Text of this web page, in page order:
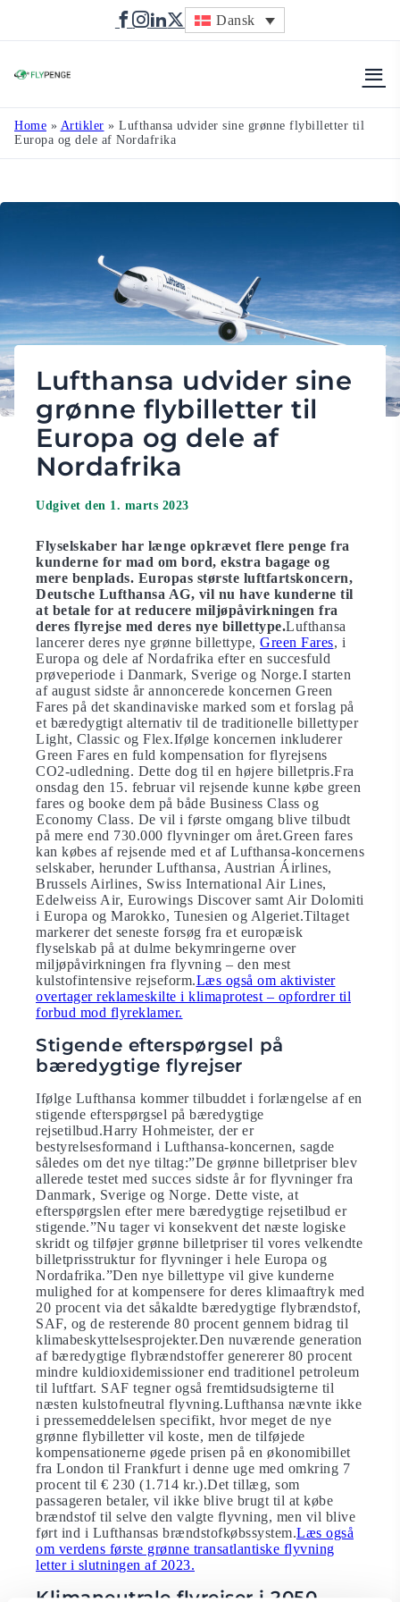
Dansk
Home » Artikler » Lufthansa udvider sine grønne flybilletter til
Europa og dele af Nordafrika
Lufthansa udvider sine
grønne flybilletter til
Europa og dele af
Nordafrika
Udgivet den 1. marts 2023
Flyselskaber har længe opkrævet flere penge fra
kunderne for mad om bord, ekstra bagage og
mere benplads. Europas største luftfartskoncern,
Deutsche Lufthansa AG, vil nu have kunderne til
at betale for at reducere miljøpåvirkningen fra
deres flyrejse med deres nye billettype.Lufthansa
lancerer deres nye grønne billettype, Green Fares, i
Europa og dele af Nordafrika efter en succesfuld
prøveperiode i Danmark, Sverige og Norge.I starten
af august sidste år annoncerede koncernen Green
Fares på det skandinaviske marked som et forslag på
et bæredygtigt alternativ til de traditionelle billettyper
Light, Classic og Flex.Ifølge koncernen inkluderer
Green Fares en fuld kompensation for flyrejsens
CO2-udledning. Dette dog til en højere billetpris.Fra
onsdag den 15. februar vil rejsende kunne købe green
fares og booke dem på både Business Class og
Economy Class. De vil i første omgang blive tilbudt
på mere end 730.000 flyvninger om året.Green fares
kan købes af rejsende med et af Lufthansa-koncernens
selskaber, herunder Lufthansa, Austrian Áirlines,
Brussels Airlines, Swiss International Air Lines,
Edelweiss Air, Eurowings Discover samt Air Dolomiti
i Europa og Marokko, Tunesien og Algeriet.Tiltaget
markerer det seneste forsøg fra et europæisk
flyselskab på at dulme bekymringerne over
miljøpåvirkningen fra flyvning – den mest
kulstofintensive rejseform.Læs også om aktivister
overtager reklameskilte i klimaprotest – opfordrer til
forbud mod flyreklamer.
Stigende efterspørgsel på
bæredygtige flyrejser
Ifølge Lufthansa kommer tilbuddet i forlængelse af en
stigende efterspørgsel på bæredygtige
rejsetilbud.Harry Hohmeister, der er
bestyrelsesformand i Lufthansa-koncernen, sagde
således om det nye tiltag:”De grønne billetpriser blev
allerede testet med succes sidste år for flyvninger fra
Danmark, Sverige og Norge. Dette viste, at
efterspørgslen efter mere bæredygtige rejsetilbud er
stigende.”Nu tager vi konsekvent det næste logiske
skridt og tilføjer grønne billetpriser til vores velkendte
billetprisstruktur for flyvninger i hele Europa og
Nordafrika.”Den nye billettype vil give kunderne
mulighed for at kompensere for deres klimaaftryk med
20 procent via det såkaldte bæredygtige flybrændstof,
SAF, og de resterende 80 procent gennem bidrag til
klimabeskyttelsesprojekter.Den nuværende generation
af bæredygtige flybrændstoffer genererer 80 procent
mindre kuldioxidemissioner end traditionel petroleum
til luftfart. SAF tegner også fremtidsudsigterne til
næsten kulstofneutral flyvning.Lufthansa nævnte ikke
i pressemeddelelsen specifikt, hvor meget de nye
grønne flybilletter vil koste, men de tilføjede
kompensationerne øgede prisen på en økonomibillet
fra London til Frankfurt i denne uge med omkring 7
procent til € 230 (1.714 kr.).Det tillæg, som
passageren betaler, vil ikke blive brugt til at købe
brændstof til selve den valgte flyvning, men vil blive
ført ind i Lufthansas brændstofkøbssystem.Læs også
om verdens første grønne transatlantiske flyvning
letter i slutningen af 2023.